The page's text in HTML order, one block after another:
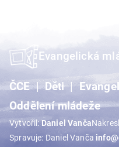
Evangelická
ČCE Děti
Oddělení mládeže
Vytvořil:Daniel Vanča
Spravuje: Daniel Vanča